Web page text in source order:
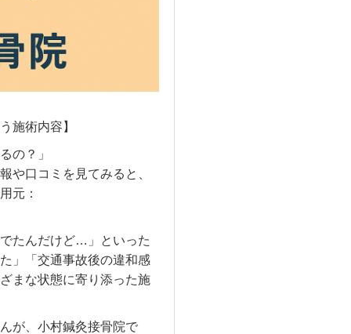
施術内容】
の？」
や口コミを見てみると、
元：
たんだけど…」といった
」「交通事故後の違和感
まな状態に寄り添った施
が、小村鍼灸接骨院で